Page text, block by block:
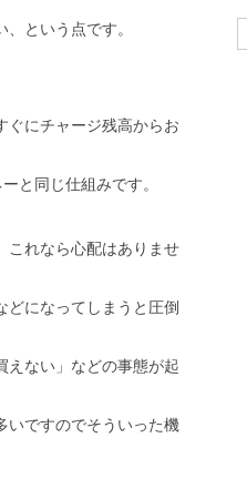
という点です。
ぐにチャージ残高からお
と同じ仕組みです。
これなら心配はありませ
になってしまうと圧倒
えない」などの事態が起
いですのでそういった機